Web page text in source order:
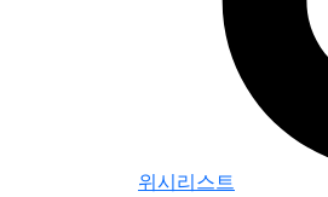
위시리스트